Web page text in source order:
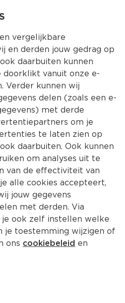
Kies jouw
Producten
Vanille
vergelijkbare
en derden jouw gedrag op
daarbuiten kunnen
doorklikt vanuit onze e-
Verder kunnen wij
delen (zoals een e-
met derde
om je
te laten zien op
daarbuiten. Ook kunnen
om analyses uit te
van de effectiviteit van
alle cookies accepteert,
jouw gegevens
met derden. Via
je ook zelf instellen welke
je toestemming wijzigen of
ons cookiebeleid en